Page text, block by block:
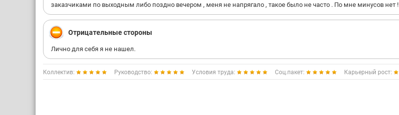
заказчиками по выходным либо поздно вечером , меня не напрягало , такое было не часто . По мне минусов нет !
Отрицательные стороны
Лично для себя я не нашел.
Коллектив: Руководство: Условия труда: Соц.пакет: Карьерный рост: